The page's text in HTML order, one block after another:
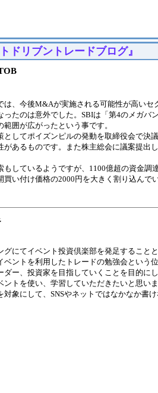
ドリブントレードブログ』
は、今後M&Aが実施される可能性が高い
ったのは意外でした。SBIは「第4のメガバ
囲が広がったという事です。
としてポイズンピルの発動を取締役会で決
があるものです。また株主総会に議案提出
もしているようですが、1100億超の資金調
買い付け価格の2000円を大きく割り込んで
グにてイベント投資倶楽部を発足すること
ベントを利用したトレードの勉強会という
ダー、投資家を目指していくことを目的に
ントを使い、学習していただきたいと思い
対象にして、SNSやネットではなかなか書